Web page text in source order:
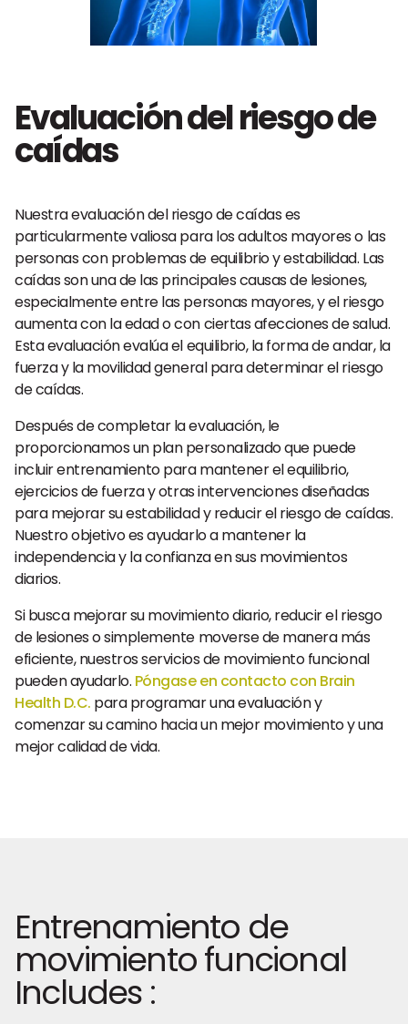
Evaluación del riesgo de
caídas
Nuestra evaluación del riesgo de caídas es
particularmente valiosa para los adultos mayores o las
personas con problemas de equilibrio y estabilidad. Las
caídas son una de las principales causas de lesiones,
especialmente entre las personas mayores, y el riesgo
aumenta con la edad o con ciertas afecciones de salud.
Esta evaluación evalúa el equilibrio, la forma de andar, la
fuerza y la movilidad general para determinar el riesgo
de caídas.
Después de completar la evaluación, le
proporcionamos un plan personalizado que puede
incluir entrenamiento para mantener el equilibrio,
ejercicios de fuerza y otras intervenciones diseñadas
para mejorar su estabilidad y reducir el riesgo de caídas.
Nuestro objetivo es ayudarlo a mantener la
independencia y la confianza en sus movimientos
diarios.
Si busca mejorar su movimiento diario, reducir el riesgo
de lesiones o simplemente moverse de manera más
eficiente, nuestros servicios de movimiento funcional
pueden ayudarlo. Póngase en contacto con Brain
Health D.C. para programar una evaluación y
comenzar su camino hacia un mejor movimiento y una
mejor calidad de vida.
Entrenamiento de
movimiento funcional
Includes :